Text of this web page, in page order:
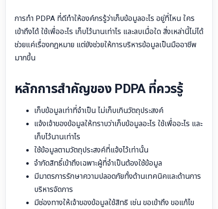
การทำ PDPA ที่ดีทำให้องค์กรรู้ว่าเก็บข้อมูลอะไร อยู่ที่ไหน ใคร
เข้าถึงได้ ใช้เพื่ออะไร เก็บไว้นานเท่าไร และลบเมื่อใด สิ่งเหล่านี้ไม่ได้
ช่วยแค่เรื่องกฎหมาย แต่ยังช่วยให้การบริหารข้อมูลเป็นมืออาชีพ
มากขึ้น
หลักการสำคัญของ PDPA ที่ควรรู้
เก็บข้อมูลเท่าที่จำเป็น ไม่เก็บเกินวัตถุประสงค์
แจ้งเจ้าของข้อมูลให้ทราบว่าเก็บข้อมูลอะไร ใช้เพื่ออะไร และ
เก็บไว้นานเท่าไร
ใช้ข้อมูลตามวัตถุประสงค์ที่แจ้งไว้เท่านั้น
จำกัดสิทธิ์เข้าถึงเฉพาะผู้ที่จำเป็นต้องใช้ข้อมูล
มีมาตรการรักษาความปลอดภัยทั้งด้านเทคนิคและด้านการ
บริหารจัดการ
มีช่องทางให้เจ้าของข้อมูลใช้สิทธิ เช่น ขอเข้าถึง ขอแก้ไข